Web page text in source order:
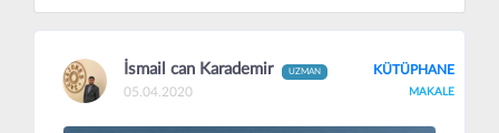
İsmail can Karademir UZMAN
05.04.2020
KÜTÜPHANE
MAKALE